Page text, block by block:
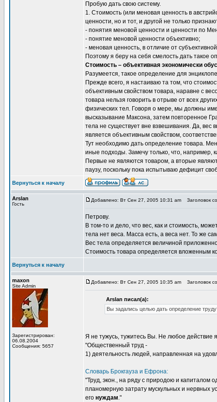
Пробую дать свою систему.
1. Стоимость (или меновая ценность в
ценности, но и тот, и другой не только
- понятия меновой ценности и ценности по
- понятие меновой ценности объективно;
- меновая ценность, в отличие от
Поэтому я беру на себя смелость дать такое
Стоимость – объективная экономически
Разумеется, такое определение для
Прежде всего, я настаиваю та том, что
объективным свойством товара, наравне с
товара нельзя говорить в отрыве от всех
физических тел. Говоря о мере, мы должны
высказывание Максона, затем повторенное
тела не существует вне взвешивания. Да, вес
является объективным свойством,
Тут необходимо дать определение товара.
иные подходы. Замечу только, что, например,
Первые не являются товаром, а вторые
паузу, поскольку пока испытываю дефицит
Вернуться к началу
Arslan
Гость
Добавлено: Вт Сен 27, 2005 10:31 am Заголовок
Петрову.
В том-то и дело, что вес, как и стоимость,
тела нет веса. Масса есть, а веса нет. То же
Вес тела определяется величиной
Стоимость товара определяется вложенным
Вернуться к началу
maxon
Site Admin
Зарегистрирован:
06.08.2004
Сообщения: 5657
Добавлено: Вт Сен 27, 2005 10:35 am Заголовок
Arslan писал(а):
Вы задались целью дать определение
Я не тужусь, тужитесь Вы. Не любое действие
"Общественный труд -
1) деятельность людей, направленная на
Словарь Брокгауза и Ефрона:
"Труд, экон., на ряду с природою и капиталом
планомерную затрату мускульных и нервных
его нуждам."